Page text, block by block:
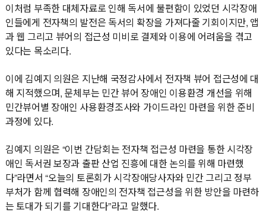
이처럼 부족한 대체자료로 인해 독서에 불편함이 있었던 시각장애
인들에게 전자책의 발전은 독서의 확장을 가져다줄 기회이지만, 앱
과 웹 그리고 뷰어의 접근성 미비로 결제와 이용에 어려움을 겪고
있다는 목소리다.
이에 김예지 의원은 지난해 국정감사에서 전자책 뷰어 접근성에 대
해 지적했으며, 문체부는 민간 뷰어 장애인 이용환경 개선을 위해
민간뷰어별 장애인 사용환경조사와 가이드라인 마련을 위한 준비
과정에 있다.
김예지 의원은 “이번 간담회는 전자책 접근성 마련을 통한 시각장
애인 독서권 보장과 출판 산업 진흥에 대한 논의를 위해 마련했
다”라면서 “오늘의 토론회가 시각장애당사자와 민간 그리고 정부
부처가 함께 협력해 장애인의 전자책 접근성을 위한 방안을 마련하
는 토대가 되기를 기대한다”라고 말했다.